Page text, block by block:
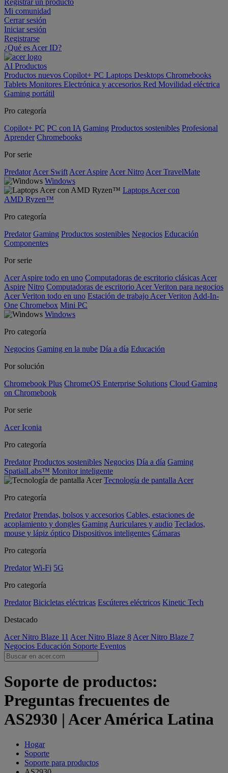
Registrar un producto
Mi comunidad
Cerrar sesión
Iniciar sesión
Registrarse
¿Qué es Acer ID?
AI Productos
Productos nuevos Copilot+ PC Laptops Desktops Chromebooks
Tablets Monitores Electrónica y accesorios Red Movilidad eléctrica
Gaming portátil
Pro categoría
Copilot+ PC PC con IA Gaming Productos sostenibles Profesional
Aprender Chromebooks
Por serie
Predator Acer Swift Acer Aspire Acer Nitro Acer TravelMate
Windows
Laptops Acer con
AMD Ryzen™
Pro categoría
Predator Gaming Productos sostenibles Negocios Educación
Componentes
Por serie
Acer Aspire todo en uno Computadoras de escritorio clásicas Acer
Aspire Nitro Computadoras de escritorio Acer Veriton para negocios
Acer Veriton todo en uno Estación de trabajo Acer Veriton Add-In-
One Chromebox Mini PC
Windows
Pro categoría
Negocios Gaming en la nube Día a día Educación
Por solución
Chromebook Plus ChromeOS Enterprise Solutions Cloud Gaming
on Chromebook
Por serie
Acer Iconia
Pro categoría
Predator Productos sostenibles Negocios Día a día Gaming
SpatialLabs™ Monitor inteligente
Tecnología de pantalla Acer
Pro categoría
Predator Prendas, bolsos y accesorios Cables, estaciones de
acoplamiento y dongles Gaming Auriculares y audio Teclados,
mouse y lápiz óptico Dispositivos inteligentes Cámaras
Pro categoría
Predator Wi-Fi 5G
Pro categoría
Predator Bicicletas eléctricas Escúteres eléctricos Kinetic Tech
Destacado
Acer Nitro Blaze 11 Acer Nitro Blaze 8 Acer Nitro Blaze 7
Negocios Educación Soporte Eventos
Soporte de productos:
Preguntas frecuentes de
AS2930 | Acer América Latina
Hogar
Soporte
Soporte para productos